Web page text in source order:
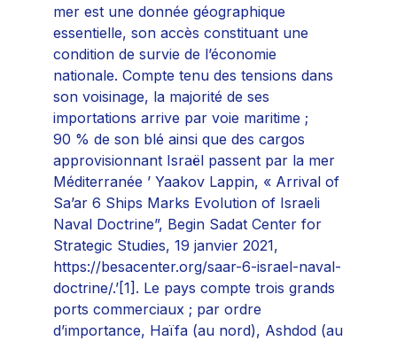
mer est une donnée géographique
essentielle, son accès constituant une
condition de survie de l’économie
nationale. Compte tenu des tensions dans
son voisinage, la majorité de ses
importations arrive par voie maritime ;
90 % de son blé ainsi que des cargos
approvisionnant Israël passent par la mer
Méditerranée ’ Yaakov Lappin, « Arrival of
Sa’ar 6 Ships Marks Evolution of Israeli
Naval Doctrine”, Begin Sadat Center for
Strategic Studies, 19 janvier 2021,
https://besacenter.org/saar-6-israel-naval-
doctrine/.’[1]. Le pays compte trois grands
ports commerciaux ; par ordre
d’importance, Haïfa (au nord), Ashdod (au